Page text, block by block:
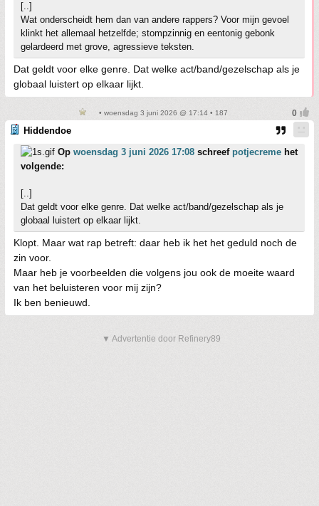
[..]
Wat onderscheidt hem dan van andere rappers? Voor mijn gevoel
klinkt het allemaal hetzelfde; stompzinnig en eentonig gebonk
gelardeerd met grove, agressieve teksten.
Dat geldt voor elke genre. Dat welke act/band/gezelschap als je
globaal luistert op elkaar lijkt.
• woensdag 3 juni 2026 @ 17:14 • 187
Hiddendoe
Op woensdag 3 juni 2026 17:08 schreef potjecreme het
volgende:
[..]
Dat geldt voor elke genre. Dat welke act/band/gezelschap als je
globaal luistert op elkaar lijkt.
Klopt. Maar wat rap betreft: daar heb ik het het geduld noch de
zin voor.
Maar heb je voorbeelden die volgens jou ook de moeite waard
van het beluisteren voor mij zijn?
Ik ben benieuwd.
▼ Advertentie door Refinery89